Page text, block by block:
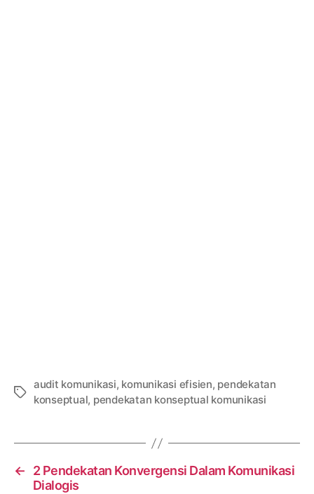
Tags
audit komunikasi, komunikasi efisien, pendekatan
konseptual, pendekatan konseptual komunikasi
←
2 Pendekatan Konvergensi Dalam Komunikasi
Dialogis